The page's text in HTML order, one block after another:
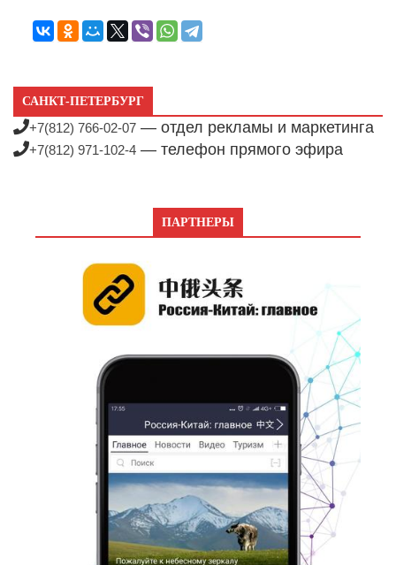
САНКТ-ПЕТЕРБУРГ
+7(812) 766-02-07 — отдел рекламы и маркетинга
+7(812) 971-102-4 — телефон прямого эфира
ПАРТНЕРЫ